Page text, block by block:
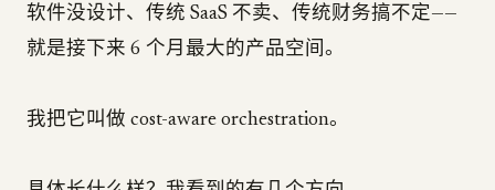
软件没设计、传统 SaaS 不卖、传统财务搞不定——
就是接下来 6 个月最大的产品空间。
我把它叫做 cost-aware orchestration。